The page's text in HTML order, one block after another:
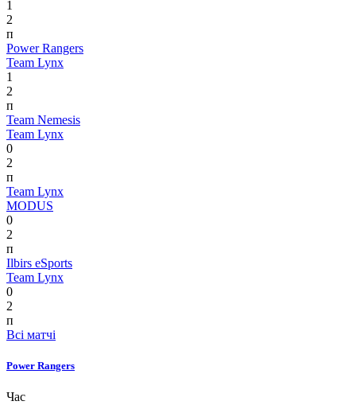
1
2
п
Power Rangers
Team Lynx
1
2
п
Team Nemesis
Team Lynx
0
2
п
Team Lynx
MODUS
0
2
п
Ilbirs eSports
Team Lynx
0
2
п
Всі матчі
Power Rangers
Час